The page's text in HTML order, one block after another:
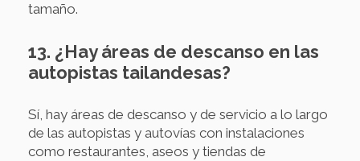
tamaño.
13. ¿Hay áreas de descanso en las
autopistas tailandesas?
Sí, hay áreas de descanso y de servicio a lo largo
de las autopistas y autovías con instalaciones
como restaurantes, aseos y tiendas de